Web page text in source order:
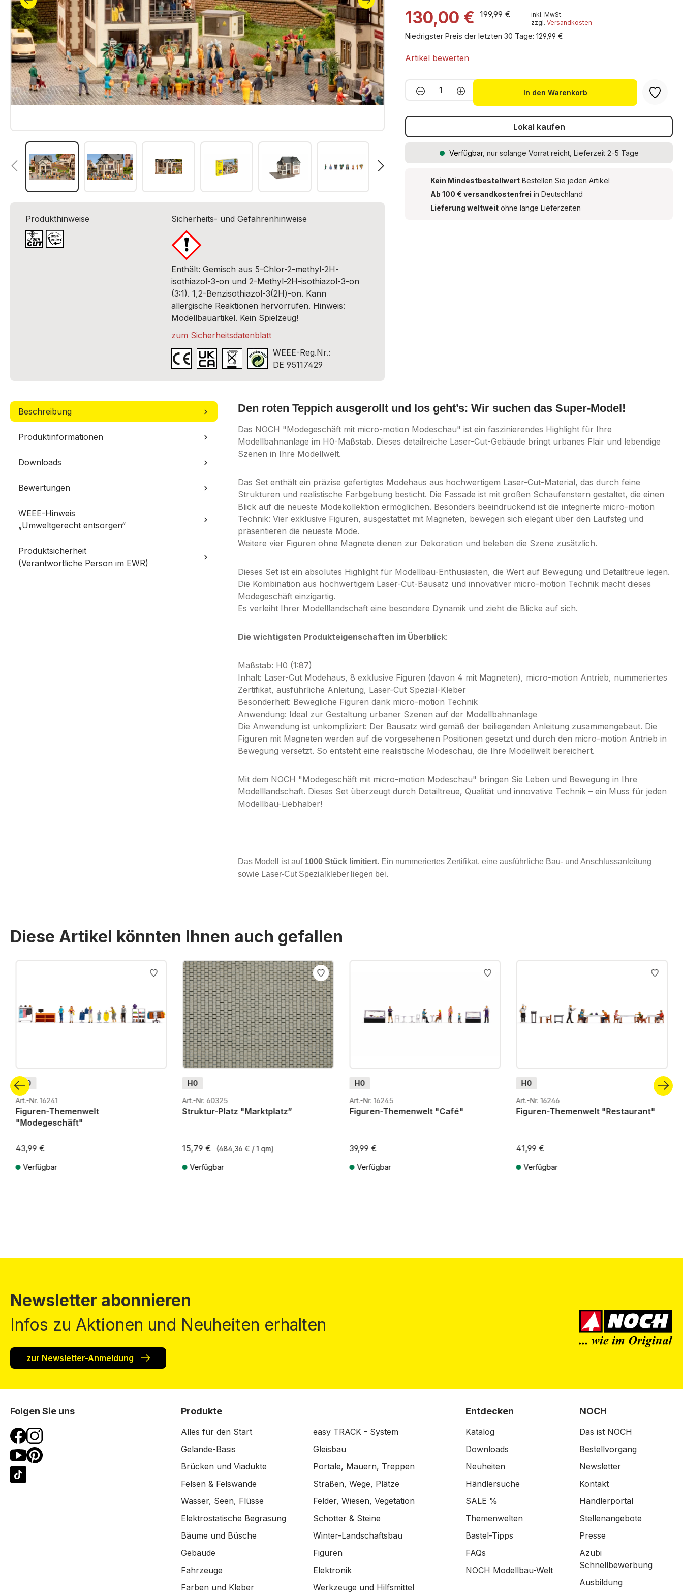
- Ausführliche Anleiung
- Laser-Cut Spezial - Kleber
130,00 € 199,99 €
inkl. MwSt.
zzgl.Versandkosten
Niedrigster Preis der letzten 30 Tage: 129,99 €
Artikel bewerten
Produkt Anzahl: Gib den gewünschten Wert
In den Warenkorb
Lokal kaufen
Verfügbar, nur solange Vorrat reicht, Lieferzeit 2-5 Tage
Kein Mindestbestellwert Bestellen Sie jeden Artikel
Ab 100 € versandkostenfrei in Deutschland
Lieferung weltweit ohne lange Lieferzeiten
Produkthinweise Sicherheits- und Gefahrenhinweise
Enthält: Gemisch aus 5-Chlor-2-methyl-2H-
isothiazol-3-on und 2-Methyl-2H-isothiazol-3-on
(3:1). 1,2-Benzisothiazol-3(2H)-on. Kann
allergische Reaktionen hervorrufen. Hinweis:
Modellbauartikel. Kein Spielzeug!
zum Sicherheitsdatenblatt
WEEE-Reg.Nr.:
DE 95117429
Beschreibung
Produktinformationen
Downloads
Bewertungen
WEEE-Hinweis
„Umweltgerecht entsorgen“
Produktsicherheit
(Verantwortliche Person im EWR)
Den roten Teppich ausgerollt und los geht’s: Wir suchen das Super-Model!
Das NOCH "Modegeschäft mit micro-motion Modeschau" ist ein faszinierendes Highlight für Ihre
Modellbahnanlage im H0-Maßstab. Dieses detailreiche Laser-Cut-Gebäude bringt urbanes Flair und lebendige
Szenen in Ihre Modellwelt.
Das Set enthält ein präzise gefertigtes Modehaus aus hochwertigem Laser-Cut-Material, das durch feine
Strukturen und realistische Farbgebung besticht. Die Fassade ist mit großen Schaufenstern gestaltet, die einen
Blick auf die neueste Modekollektion ermöglichen. Besonders beeindruckend ist die integrierte micro-motion
Technik: Vier exklusive Figuren, ausgestattet mit Magneten, bewegen sich elegant über den Laufsteg und
präsentieren die neueste Mode.
Weitere vier Figuren ohne Magnete dienen zur Dekoration und beleben die Szene zusätzlich.
Dieses Set ist ein absolutes Highlight für Modellbau-Enthusiasten, die Wert auf Bewegung und Detailtreue legen.
Die Kombination aus hochwertigem Laser-Cut-Bausatz und innovativer micro-motion Technik macht dieses
Modegeschäft einzigartig.
Es verleiht Ihrer Modelllandschaft eine besondere Dynamik und zieht die Blicke auf sich.
Die wichtigsten Produkteigenschaften im Überblick:
Maßstab: H0 (1:87)
Inhalt: Laser-Cut Modehaus, 8 exklusive Figuren (davon 4 mit Magneten), micro-motion Antrieb, nummeriertes
Zertifikat, ausführliche Anleitung, Laser-Cut Spezial-Kleber
Besonderheit: Bewegliche Figuren dank micro-motion Technik
Anwendung: Ideal zur Gestaltung urbaner Szenen auf der Modellbahnanlage
Die Anwendung ist unkompliziert: Der Bausatz wird gemäß der beiliegenden Anleitung zusammengebaut. Die
Figuren mit Magneten werden auf die vorgesehenen Positionen gesetzt und durch den micro-motion Antrieb in
Bewegung versetzt. So entsteht eine realistische Modeschau, die Ihre Modellwelt bereichert.
Mit dem NOCH "Modegeschäft mit micro-motion Modeschau" bringen Sie Leben und Bewegung in Ihre
Modelllandschaft. Dieses Set überzeugt durch Detailtreue, Qualität und innovative Technik – ein Muss für jeden
Modellbau-Liebhaber!
Das Modell ist auf 1000 Stück limitiert. Ein nummeriertes Zertifikat, eine ausführliche Bau- und Anschlussanleitung
sowie Laser-Cut Spezialkleber liegen bei.
Diese Artikel könnten Ihnen auch gefallen
Produktgalerie überspringen
H0
Art.-Nr. 16241
Figuren-Themenwelt
"Modegeschäft"
43,99 €
Verfügbar
H0
Art.-Nr. 60325
Struktur-Platz "Marktplatz”
15,79 € (484,36 € / 1 qm)
Verfügbar
H0
Art.-Nr. 16245
Figuren-Themenwelt "Café"
39,99 €
Verfügbar
H0
Art.-Nr. 16246
Figuren-Themenwelt "Restaurant"
41,99 €
Verfügbar
Newsletter abonnieren
Infos zu Aktionen und Neuheiten erhalten
zur Newsletter-Anmeldung
Folgen Sie uns Produkte
Alles für den Start
easy TRACK - System
Gelände-Basis
Gleisbau
Brücken und Viadukte
Portale, Mauern, Treppen
Felsen & Felswände
Straßen, Wege, Plätze
Wasser, Seen, Flüsse
Felder, Wiesen, Vegetation
Elektrostatische Begrasung
Schotter & Steine
Bäume und Büsche
Winter-Landschaftsbau
Gebäude
Figuren
Fahrzeuge
Elektronik
Farben und Kleber
Werkzeuge und Hilfsmittel
Entdecken
Katalog
Downloads
Neuheiten
Händlersuche
SALE %
Themenwelten
Bastel-Tipps
FAQs
NOCH Modellbau-Welt
NOCH
Das ist NOCH
Bestellvorgang
Newsletter
Kontakt
Händlerportal
Stellenangebote
Presse
Azubi
Schnellbewerbung
Ausbildung